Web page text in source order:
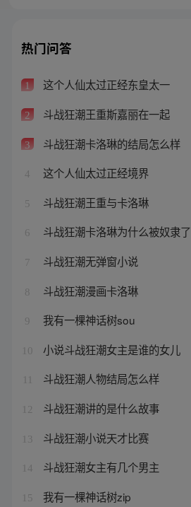
热门问答
1 这个人仙太过正经东皇太一
2 斗战狂潮王重斯嘉丽在一起
3 斗战狂潮卡洛琳的结局怎么样
4 这个人仙太过正经境界
5 斗战狂潮王重与卡洛琳
6 斗战狂潮卡洛琳为什么被奴隶了
7 斗战狂潮无弹窗小说
8 斗战狂潮漫画卡洛琳
9 我有一棵神话树sou
10 小说斗战狂潮女主是谁的女儿
斗战狂潮人物结局怎么样
12 斗战狂潮讲的是什么故事
13 斗战狂潮小说天才比赛
14 斗战狂潮女主有几个男主
15 我有一棵神话树zip